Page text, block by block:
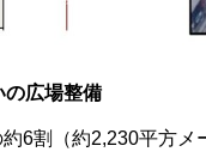
の広場整備
6割（約2,230平方